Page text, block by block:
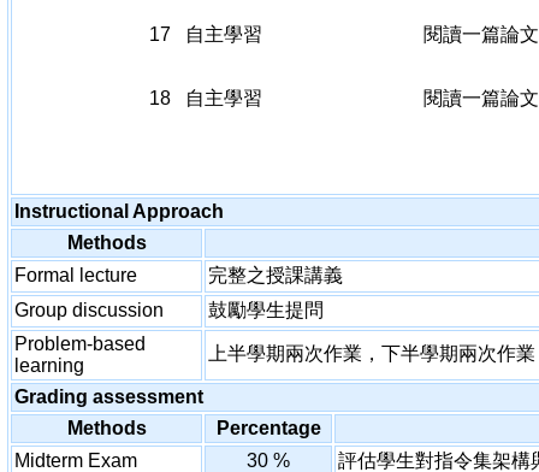
17 自主學習 閱讀一篇論文
18 自主學習 閱讀一篇論文
Instructional Approach
Methods
Formal lecture
完整之授課講義
Group discussion
鼓勵學生提問
Problem-based
learning
上半學期兩次作業，下半學期兩次作業
Grading assessment
Methods
Percentage
Midterm Exam
30 %
評估學生對指令集架構